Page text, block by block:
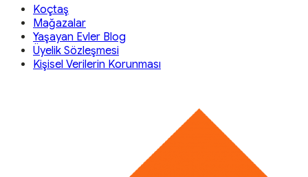
Koçtaş
Mağazalar
Yaşayan Evler Blog
Üyelik Sözleşmesi
Kişisel Verilerin Korunması